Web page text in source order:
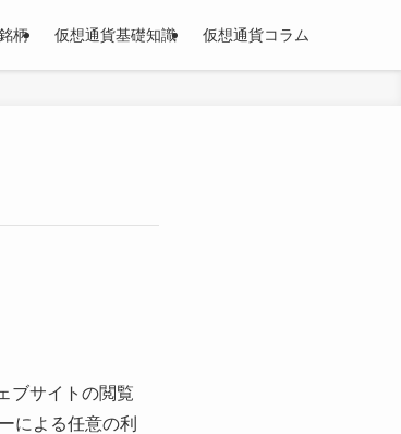
柄 仮想通貨基礎知識 仮想通貨コラム
ブサイトの閲覧
による任意の利